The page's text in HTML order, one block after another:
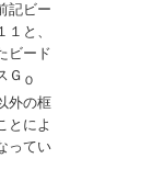
記ビー
と、
ビード
Ｇ Ｏ
外の框
とによ
ってい